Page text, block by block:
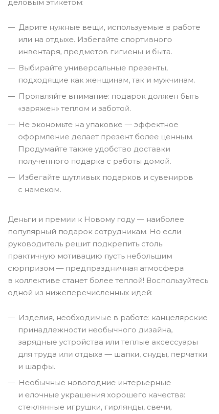
деловым этикетом:
Дарите нужные вещи, используемые в работе
или на отдыхе. Избегайте спортивного
инвентаря, предметов гигиены и быта.
Выбирайте универсальные презенты,
подходящие как женщинам, так и мужчинам.
Проявляйте внимание: подарок должен быть
«заряжен» теплом и заботой.
Не экономьте на упаковке — эффектное
оформление делает презент более ценным.
Продумайте также удобство доставки
полученного подарка с работы домой.
Избегайте шутливых подарков и сувениров
с намеком.
Деньги и премии к Новому году — наиболее
популярный подарок сотрудникам. Но если
руководитель решит подкрепить столь
практичную мотивацию пусть небольшим
сюрпризом — предпраздничная атмосфера
в коллективе станет более теплой! Воспользуйтесь
одной из нижеперечисленных идей:
Изделия, необходимые в работе: канцелярские
принадлежности необычного дизайна,
зарядные устройства или теплые аксессуары
для труда или отдыха — шапки, снуды, перчатки
и шарфы.
Необычные новогодние интерьерные
и елочные украшения хорошего качества:
стеклянные игрушки, гирлянды, свечи,